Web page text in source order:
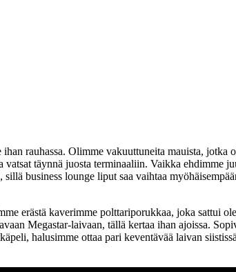
rauhassa. Olimme vakuuttuneita mauista,
täynnä juosta terminaaliin. Vaikka
business lounge liput saa vaihtaa
erästä kaverimme polttariporukkaa, joka sattui
Megastar-laivaan, tällä kertaa ihan ajoissa.
halusimme ottaa pari keventävää laivan